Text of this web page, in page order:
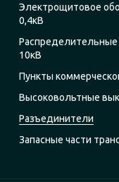
Электрощитовое
0,4кВ
Распределительные
10кВ
Пункты
Высоковольтные
Разъединители
Запасные части